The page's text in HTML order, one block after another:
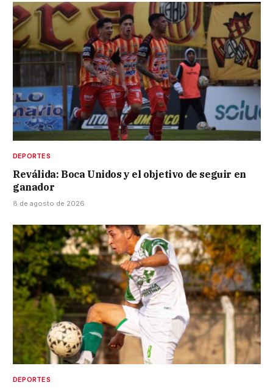
DEPORTES
Reválida: Boca Unidos y el objetivo de seguir en
ganador
8 de agosto de 2026
DEPORTES